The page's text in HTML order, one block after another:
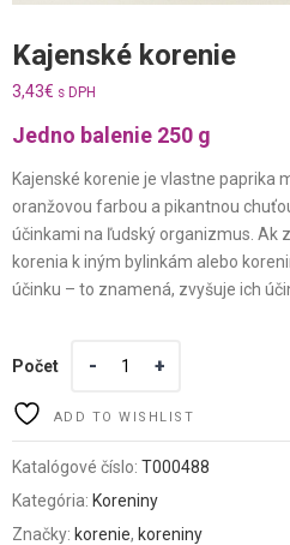
Kajenské korenie
3,43€ s DPH
Jedno balenie 250 g
Kajenské korenie je vlastne paprika
oranžovou farbou a pikantnou
účinkami na ľudský organizmus. Ak
korenia k iným bylinkám alebo
účinku – to znamená, zvyšuje ich
Počet
ADD TO WISHLIST
Katalógové číslo: T000488
Kategória: Koreniny
Značky: korenie, koreniny